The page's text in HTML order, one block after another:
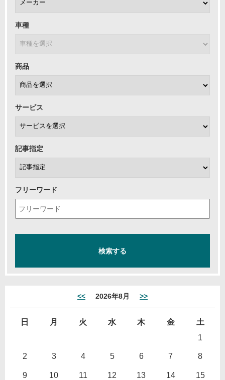
車種
商品
サービス
記事指定
フリーワード
<< 2026年8月 >>
日 月 火 水 木 金
土
1
2 3 4 5 6 7 8
9 10 11 12 13 14 15